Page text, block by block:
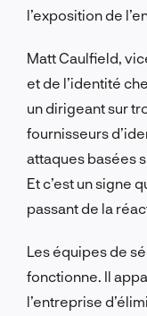
l’exposition de
Matt Caulfield,
et de l’identité
un dirigeant sur
fournisseurs
attaques basées
Et c’est un signe
passant de la
Les équipes de
fonctionne. Il
l’entreprise